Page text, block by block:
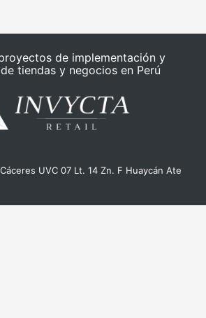
de implementación y
tiendas y negocios en Perú
UVC 07 Lt. 14 Zn. F Huaycán Ate